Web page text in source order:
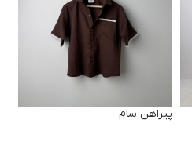
پیراهن سام